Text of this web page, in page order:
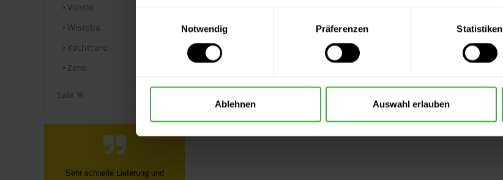
Notwendig
Präferenzen Statistiken
Ablehnen Auswahl erlauben
Volvox
Wistoba
Yachtcare
Zero
Sale %
Alles gut Schnelle Lieferung